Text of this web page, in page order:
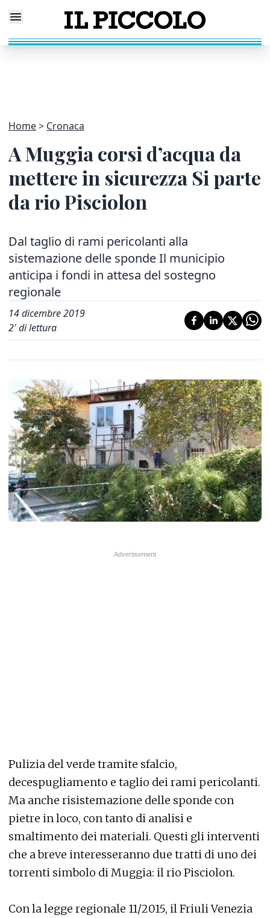
Home Cronaca
A Muggia corsi d’acqua da
mettere in sicurezza Si parte
da rio Pisciolon
Dal taglio di rami pericolanti alla
sistemazione delle sponde Il municipio
anticipa i fondi in attesa del sostegno
regionale
14 dicembre 2019
2' di lettura
Pulizia del verde tramite sfalcio,
decespugliamento e taglio dei rami pericolanti.
Ma anche risistemazione delle sponde con
pietre in loco, con tanto di analisi e
smaltimento dei materiali. Questi gli interventi
che a breve interesseranno due tratti di uno dei
torrenti simbolo di Muggia: il rio Pisciolon.
Con la legge regionale 11/2015, il Friuli Venezia